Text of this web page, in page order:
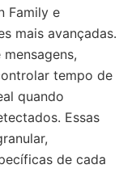
Family e
mais avançadas.
tempo de
quando
Essas
de cada